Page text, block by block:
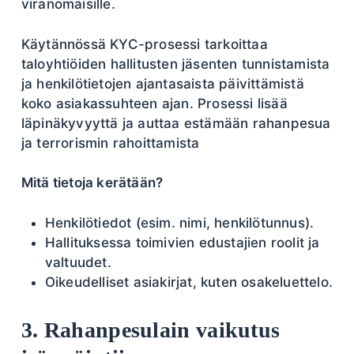
viranomaisille.
Käytännössä KYC-prosessi tarkoittaa
taloyhtiöiden hallitusten jäsenten tunnistamista
ja henkilötietojen ajantasaista päivittämistä
koko asiakassuhteen ajan. Prosessi lisää
läpinäkyvyyttä ja auttaa estämään rahanpesua
ja terrorismin rahoittamista
Mitä tietoja kerätään?
Henkilötiedot (esim. nimi, henkilötunnus).
Hallituksessa toimivien edustajien roolit ja
valtuudet.
Oikeudelliset asiakirjat, kuten osakeluettelo.
3. Rahanpesulain vaikutus